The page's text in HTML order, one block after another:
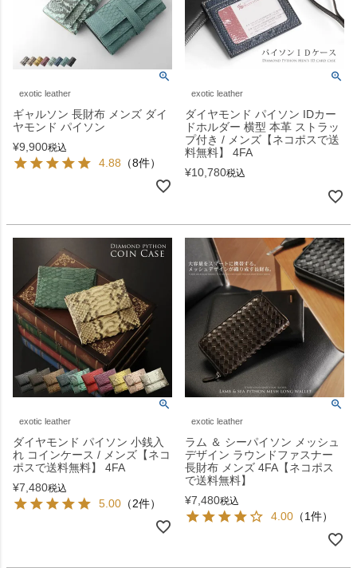
exotic leather
ギャルソン 長財布 メンズ ダイ
ヤモンド パイソン
¥9,900税込
4.88 （8件）
exotic leather
ダイヤモンド パイソン IDカー
ドホルダー 横型 本革 ストラッ
プ付き / メンズ【ネコポスで送
料無料】 4FA
¥10,780税込
exotic leather
ダイヤモンド パイソン 小銭入
れ コインケース / メンズ【ネコ
ポスで送料無料】 4FA
¥7,480税込
5.00 （2件）
exotic leather
ラム ＆ シーパイソン メッシュ
デザイン ラウンドファスナー
長財布 メンズ 4FA【ネコポス
で送料無料】
¥7,480税込
4.00 （1件）